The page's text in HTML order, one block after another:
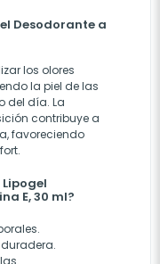
Desodorante a
los olores
la piel de las
del día. La
contribuye a
favoreciendo
E, 30 ml?